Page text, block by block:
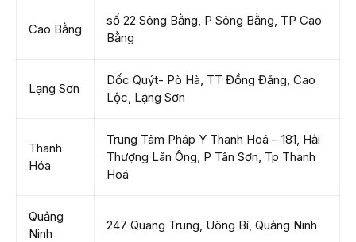
Cao Bằng
số 22 Sông Bằng, P Sông Bằng, TP Cao
Bằng
Lạng Sơn
Dốc Quýt- Pò Hà, TT Đồng Đăng, Cao
Lộc, Lạng Sơn
Thanh
Hóa
Trung Tâm Pháp Y Thanh Hoá – 181, Hải
Thượng Lãn Ông, P Tân Sơn, Tp Thanh
Hoá
Quảng
Ninh
247 Quang Trung, Uông Bí, Quảng Ninh